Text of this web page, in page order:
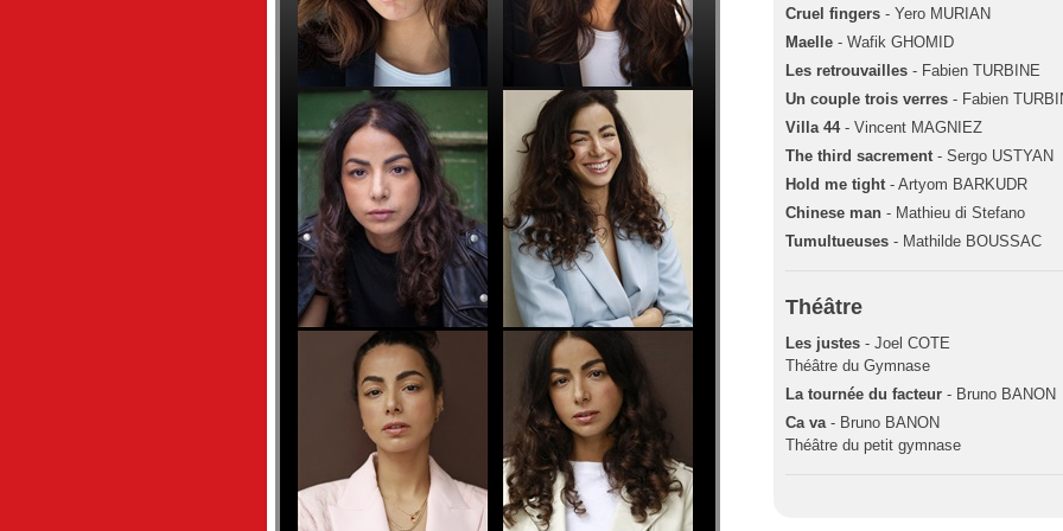
Cruel fingers - Yero MURIAN
Maelle - Wafik GHOMID
Les retrouvailles - Fabien TURBINE
Un couple trois verres - Fabien
Villa 44- Vincent MAGNIEZ
The third sacrement- Sergo USTYAN
Hold me tight- Artyom BARKUDR
Chinese man - Mathieu di Stefano
Tumultueuses - Mathilde BOUSSAC
Théâtre
Les justes - Joel COTE
Théâtre du Gymnase
La tournée du facteur - Bruno BANON
Ca va- Bruno BANON
Théâtre du petit gymnase